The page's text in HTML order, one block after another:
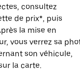
consultez
de prix*, puis
la mise en
vous verrez sa
son véhicule,
la carte.